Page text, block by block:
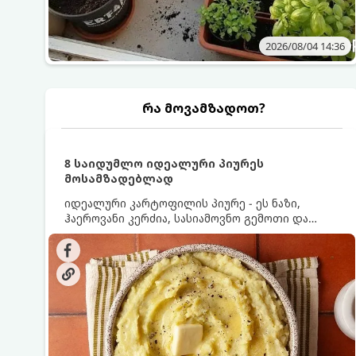
2026/08/04 14:36
რა მოვამზადოთ?
8 საიდუმლო იდეალური პიურეს
მოსამზადებლად
იდეალური კარტოფილის პიურე - ეს ნაზი,
ჰაეროვანი კერძია, სასიამოვნო გემოთი და
ნაღების-მოყვითალო ფერით. მისი მომზადება
ძალიან მარტივია, მაგრამ არსებობს რამდენიმე
საიდუმლო, რომლებიც უნდა იცოდეთ, რომ
პიურე იდეალურად გემრიელი გამოვიდეს.